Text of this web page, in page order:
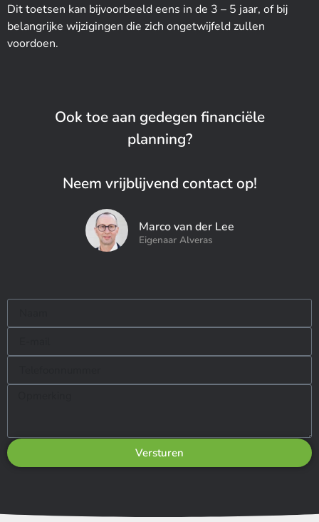
Dit toetsen kan bijvoorbeeld eens in de 3 – 5 jaar, of bij
belangrijke wijzigingen die zich ongetwijfeld zullen
voordoen.
Ook toe aan gedegen financiële
planning?
Neem vrijblijvend contact op!
Marco van der Lee
Eigenaar Alveras
Versturen